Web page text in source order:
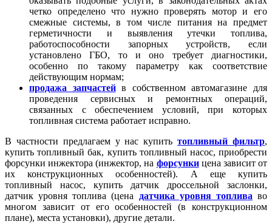
четко определено что нужно проверять мотор и его
смежные системы, в том числе питания на предмет
герметичности и выявления утечки топлива,
работоспособности запорных устройств, если
установлено ГБО, то и оно требует диагностики,
особенно по такому параметру как соответствие
действующим нормам;
продажа запчастейв собственном автомагазине для
проведения сервисных и ремонтных операций,
связанных с обеспечением условий, при которых
топливная система работает исправно.
В частности предлагаем у нас купить топливный фильтр,
купить топливный бак, купить топливный насос, приобрести
форсунки инжектора (инжектор, на форсунки цена зависит от
их конструкционных особенностей). А еще купить
топливный насос, купить датчик дроссельной заслонки,
датчик уровня топлива (цена
датчика уровня топлива во
многом зависит от его особенностей (в конструкционном
плане), места установки), другие детали.